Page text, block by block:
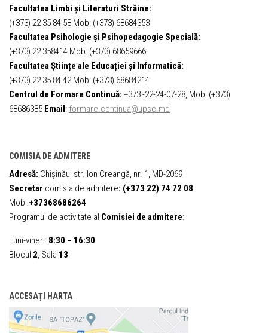
Facultatea Limbi și Literaturi Străine:
(+373) 22 35 84 58 Mob: (+373) 68684353
Facultatea Psihologie și Psihopedagogie Specială:
(+373) 22 358414 Mob: (+373) 68659666
Facultatea Științe ale Educației și Informatică:
(+373) 22 35 84 42 Mob: (+373) 68684214
Centrul de Formare Continuă: +373 -22-24-07-28, Mob: (+373)
68686385 Email: formare.continua@upsc.md
COMISIA DE ADMITERE
Adresă: Chișinău, str. Ion Creangă, nr. 1, MD-2069
Secretar comisia de admitere: (+373 22) 74 72 08
Mob: +37368686264
Programul de activitate al Comisiei de admitere:
Luni-vineri: 8:30 – 16:30
Blocul 2 , Sala 13
ACCESAȚI HARTA